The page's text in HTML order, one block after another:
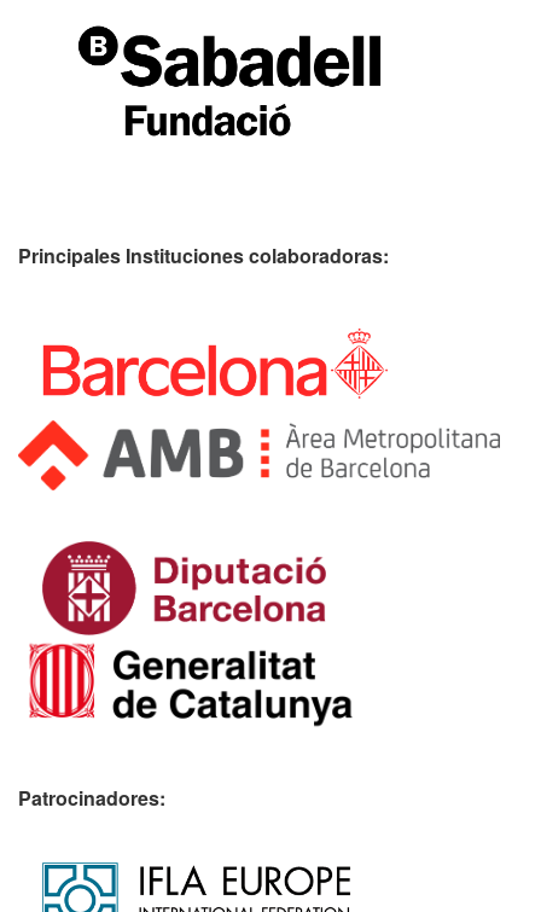
Principales Instituciones colaboradoras:
Patrocinadores: